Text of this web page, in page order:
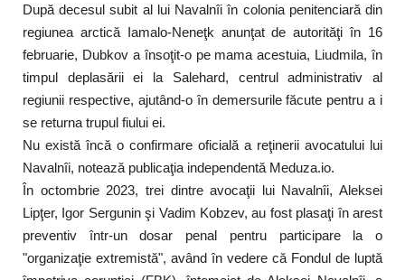
După decesul subit al lui Navalnîi în colonia penitenciară din
regiunea arctică Iamalo-Neneţk anunţat de autorităţi în 16
februarie, Dubkov a însoţit-o pe mama acestuia, Liudmila, în
timpul deplasării ei la Salehard, centrul administrativ al
regiunii respective, ajutând-o în demersurile făcute pentru a i
se returna trupul fiului ei.
Nu există încă o confirmare oficială a reţinerii avocatului lui
Navalnîi, notează publicaţia independentă Meduza.io.
În octombrie 2023, trei dintre avocaţii lui Navalnîi, Aleksei
Lipţer, Igor Sergunin şi Vadim Kobzev, au fost plasaţi în arest
preventiv într-un dosar penal pentru participare la o
"organizaţie extremistă", având în vedere că Fondul de luptă